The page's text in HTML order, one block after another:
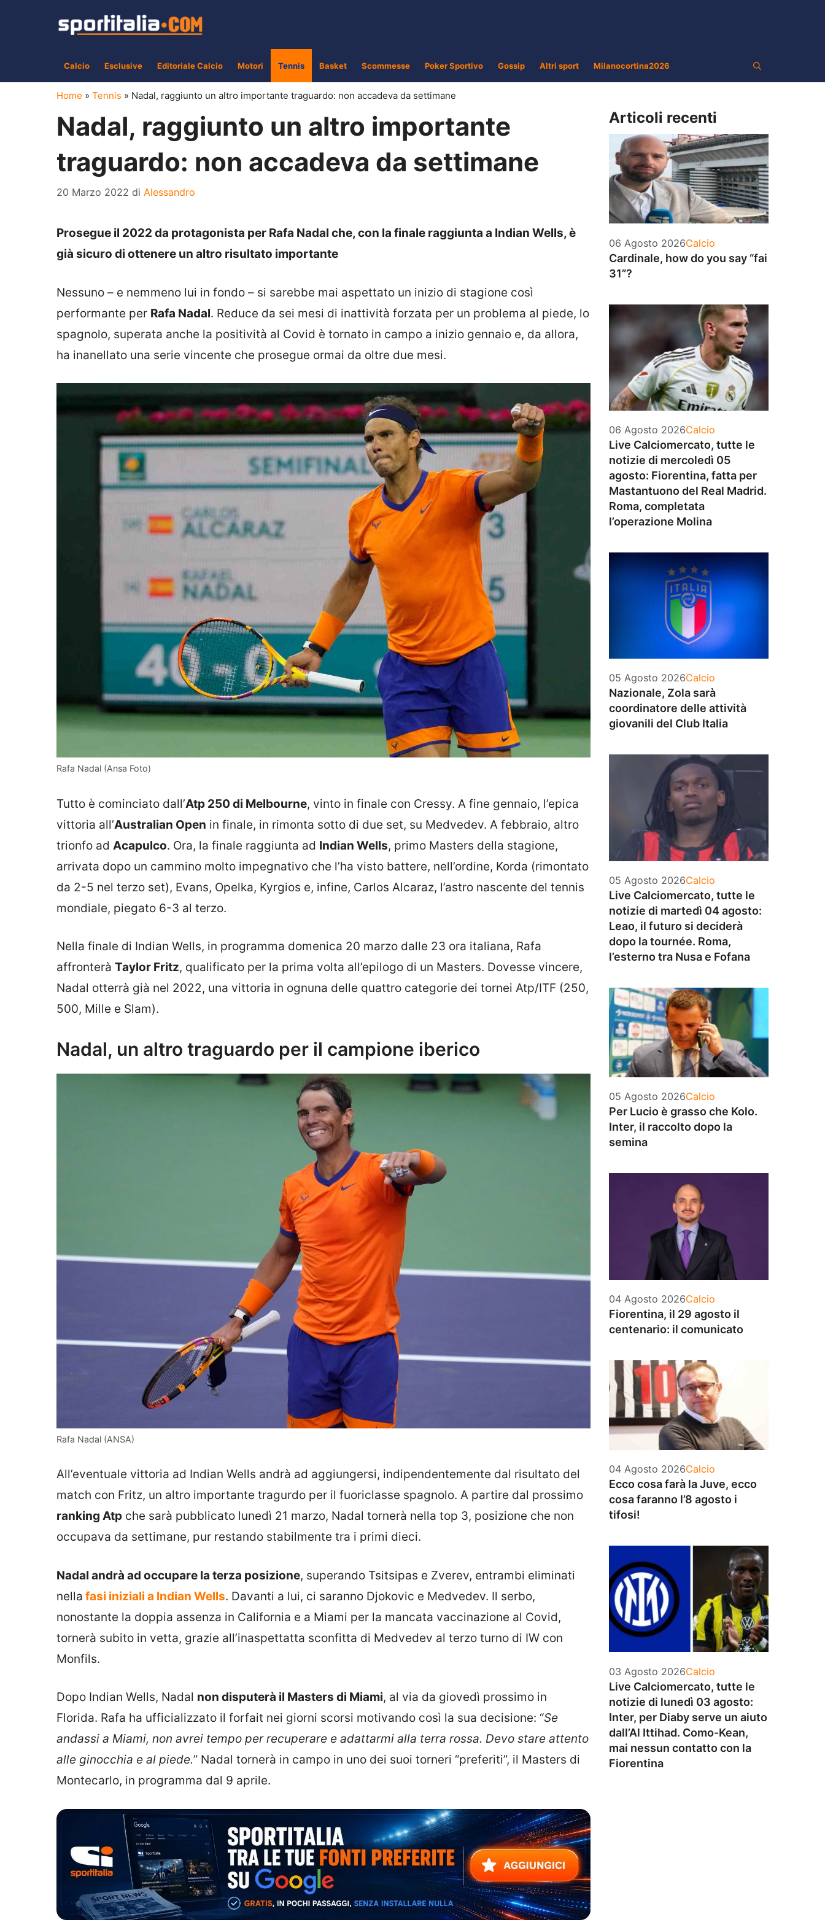
Calcio Esclusive Editoriale Calcio Motori Tennis Basket Scommesse Poker Sportivo Gossip Altri sport Milanocortina2026
Home » Tennis » Nadal, raggiunto un altro importante traguardo: non accadeva da settimane
Nadal, raggiunto un altro importante
traguardo: non accadeva da settimane
20 Marzo 2022 di Alessandro
Prosegue il 2022 da protagonista per Rafa Nadal che, con la finale raggiunta a Indian Wells, è
già sicuro di ottenere un altro risultato importante
Nessuno – e nemmeno lui in fondo – si sarebbe mai aspettato un inizio di stagione così
performante per Rafa Nadal. Reduce da sei mesi di inattività forzata per un problema al piede, lo
spagnolo, superata anche la positività al Covid è tornato in campo a inizio gennaio e, da allora,
ha inanellato una serie vincente che prosegue ormai da oltre due mesi.
Rafa Nadal (Ansa Foto)
Tutto è cominciato dall’Atp 250 di Melbourne, vinto in finale con Cressy. A fine gennaio, l’epica
vittoria all’Australian Open in finale, in rimonta sotto di due set, su Medvedev. A febbraio, altro
trionfo ad Acapulco. Ora, la finale raggiunta ad Indian Wells, primo Masters della stagione,
arrivata dopo un cammino molto impegnativo che l’ha visto battere, nell’ordine, Korda (rimontato
da 2-5 nel terzo set), Evans, Opelka, Kyrgios e, infine, Carlos Alcaraz, l’astro nascente del tennis
mondiale, piegato 6-3 al terzo.
Nella finale di Indian Wells, in programma domenica 20 marzo dalle 23 ora italiana, Rafa
affronterà Taylor Fritz, qualificato per la prima volta all’epilogo di un Masters. Dovesse vincere,
Nadal otterrà già nel 2022, una vittoria in ognuna delle quattro categorie dei tornei Atp/ITF (250,
500, Mille e Slam).
Nadal, un altro traguardo per il campione iberico
Rafa Nadal (ANSA)
All’eventuale vittoria ad Indian Wells andrà ad aggiungersi, indipendentemente dal risultato del
match con Fritz, un altro importante tragurdo per il fuoriclasse spagnolo. A partire dal prossimo
ranking Atp che sarà pubblicato lunedì 21 marzo, Nadal tornerà nella top 3, posizione che non
occupava da settimane, pur restando stabilmente tra i primi dieci.
Nadal andrà ad occupare la terza posizione, superando Tsitsipas e Zverev, entrambi eliminati
nella fasi iniziali a Indian Wells. Davanti a lui, ci saranno Djokovic e Medvedev. Il serbo,
nonostante la doppia assenza in California e a Miami per la mancata vaccinazione al Covid,
tornerà subito in vetta, grazie all’inaspettatta sconfitta di Medvedev al terzo turno di IW con
Monfils.
Dopo Indian Wells, Nadal non disputerà il Masters di Miami, al via da giovedì prossimo in
Florida. Rafa ha ufficializzato il forfait nei giorni scorsi motivando così la sua decisione: “Se
andassi a Miami, non avrei tempo per recuperare e adattarmi alla terra rossa. Devo stare attento
alle ginocchia e al piede.” Nadal tornerà in campo in uno dei suoi torneri “preferiti”, il Masters di
Montecarlo, in programma dal 9 aprile.
Articoli recenti
06 Agosto 2026Categorie
Calcio
Cardinale, how do you say “fai
31”?
06 Agosto 2026Categorie
Calcio
Live Calciomercato, tutte le
notizie di mercoledì 05
agosto: Fiorentina, fatta per
Mastantuono del Real Madrid.
Roma, completata
l’operazione Molina
05 Agosto 2026Categorie
Calcio
Nazionale, Zola sarà
coordinatore delle attività
giovanili del Club Italia
05 Agosto 2026Categorie
Calcio
Live Calciomercato, tutte le
notizie di martedì 04 agosto:
Leao, il futuro si deciderà
dopo la tournée. Roma,
l’esterno tra Nusa e Fofana
05 Agosto 2026Categorie
Calcio
Per Lucio è grasso che Kolo.
Inter, il raccolto dopo la
semina
04 Agosto 2026Categorie
Calcio
Fiorentina, il 29 agosto il
centenario: il comunicato
04 Agosto 2026Categorie
Calcio
Ecco cosa farà la Juve, ecco
cosa faranno l’8 agosto i
tifosi!
03 Agosto 2026Categorie
Calcio
Live Calciomercato, tutte le
notizie di lunedì 03 agosto:
Inter, per Diaby serve un aiuto
dall’Al Ittihad. Como-Kean,
mai nessun contatto con la
Fiorentina